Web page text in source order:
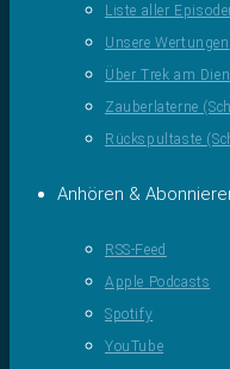
Liste aller
Unsere Wertungen
Über Trek am
Zauberlaterne
Rückspultaste
Anhören &
RSS-Feed
Apple Podcasts
Spotify
YouTube